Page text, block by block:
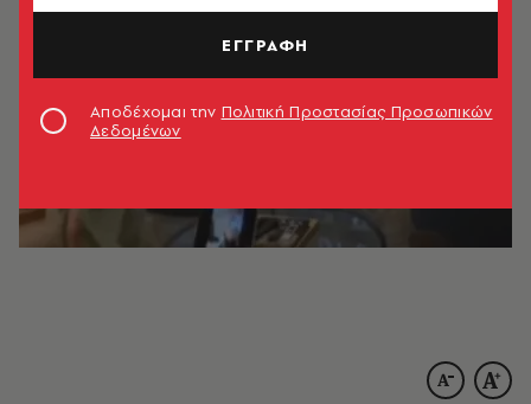
ΕΓΓΡΑΦΗ
Αποδέχομαι την Πολιτική Προστασίας Προσωπικών
Δεδομένων